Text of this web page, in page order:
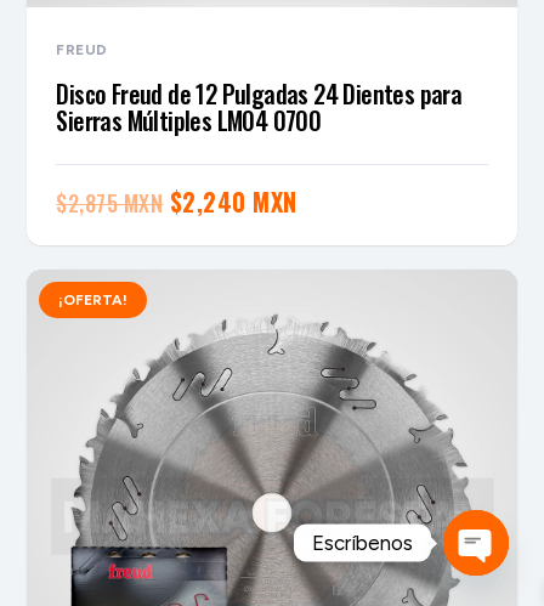
FREUD
Disco Freud de 12 Pulgadas 24 Dientes para
Sierras Múltiples LM04 0700
$2,875 MXN El
precio
$2,875 MXN.
$2,240 MXN
precio
$2,240 MXN.
¡OFERTA!
Escríbenos